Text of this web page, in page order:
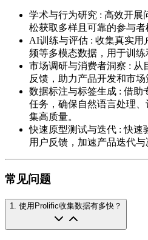
学术与行为研究 : 高效开展
松获取多样且可靠的参与者
AI训练与评估 : 收集真实用
频等多模态数据，用于训练
市场调研与消费者洞察 : 从
反馈，助力产品开发和市场
数据标注与标签生成 : 借助
任务，确保自然语言处理
集高质量。
快速原型测试与迭代 : 快速
用户反馈，加速产品迭代与
常见问题
1. 使用Prolific收集数据有多快？